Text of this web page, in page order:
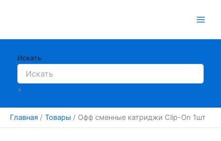
Искать
×
Главная Товары Офф сменные катриджи Clip-On 1шт